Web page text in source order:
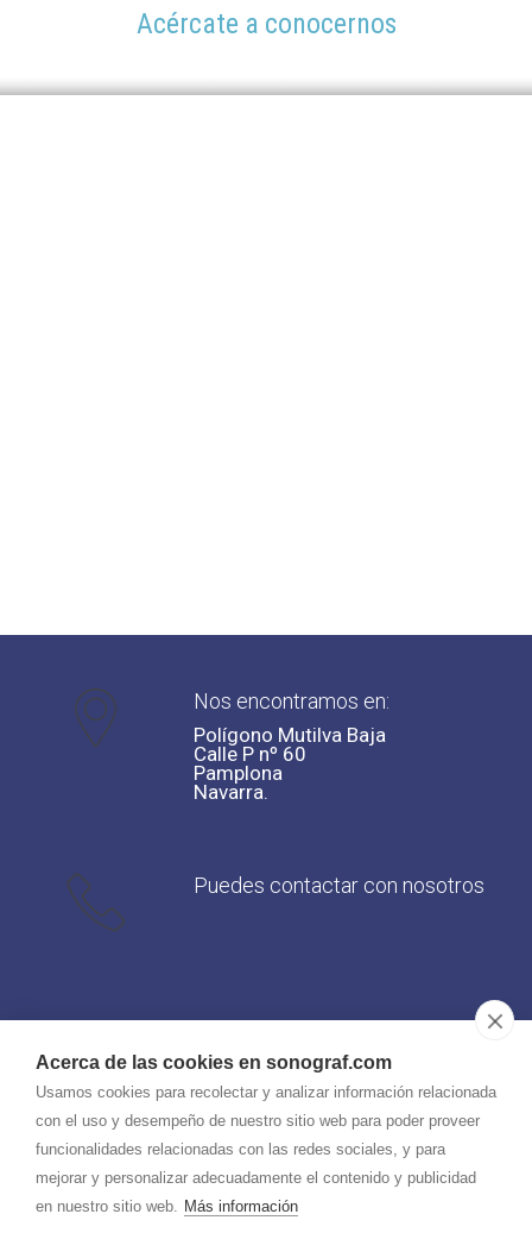
Acerca de las cookies en sonograf.com
Usamos cookies para recolectar y analizar información relacionada
con el uso y desempeño de nuestro sitio web para poder proveer
funcionalidades relacionadas con las redes sociales, y para
mejorar y personalizar adecuadamente el contenido y publicidad
en nuestro sitio web. Más información
Acércate a conocernos
Nos encontramos en:
Polígono Mutilva Baja
Calle P nº 60
Pamplona
Navarra.
Puedes contactar con nosotros